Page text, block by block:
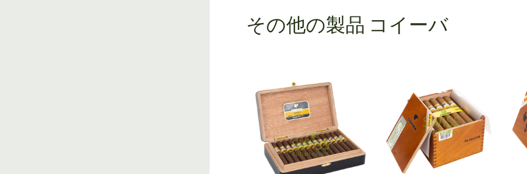
その他の製品 コイーバ